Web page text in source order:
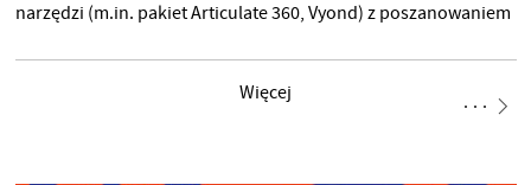
narzędzi (m.in. pakiet Articulate 360, Vyond) z poszanowaniem
na żywo,§ obsługa platform e-learningowych stosownie do
Więcej